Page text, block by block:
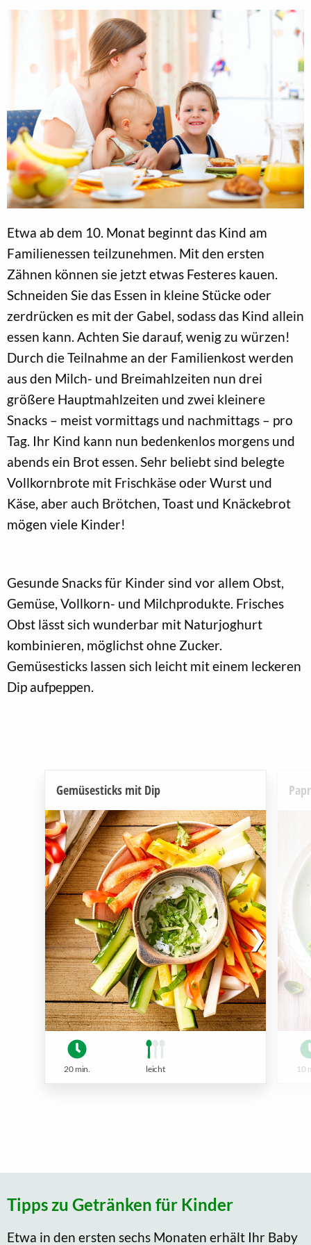
Etwa ab dem 10. Monat beginnt das Kind am
Familienessen teilzunehmen. Mit den ersten
Zähnen können sie jetzt etwas Festeres kauen.
Schneiden Sie das Essen in kleine Stücke oder
zerdrücken es mit der Gabel, sodass das Kind allein
essen kann. Achten Sie darauf, wenig zu würzen!
Durch die Teilnahme an der Familienkost werden
aus den Milch- und Breimahlzeiten nun drei
größere Hauptmahlzeiten und zwei kleinere
Snacks – meist vormittags und nachmittags – pro
Tag. Ihr Kind kann nun bedenkenlos morgens und
abends ein Brot essen. Sehr beliebt sind belegte
Vollkornbrote mit Frischkäse oder Wurst und
Käse, aber auch Brötchen, Toast und Knäckebrot
mögen viele Kinder!
Gesunde Snacks für Kinder sind vor allem Obst,
Gemüse, Vollkorn- und Milchprodukte. Frisches
Obst lässt sich wunderbar mit Naturjoghurt
kombinieren, möglichst ohne Zucker.
Gemüsesticks lassen sich leicht mit einem leckeren
Dip aufpeppen.
Gemüsesticks mit Dip
20 min. leicht 10
Tipps zu Getränken für Kinder
Etwa in den ersten sechs Monaten erhält Ihr Baby